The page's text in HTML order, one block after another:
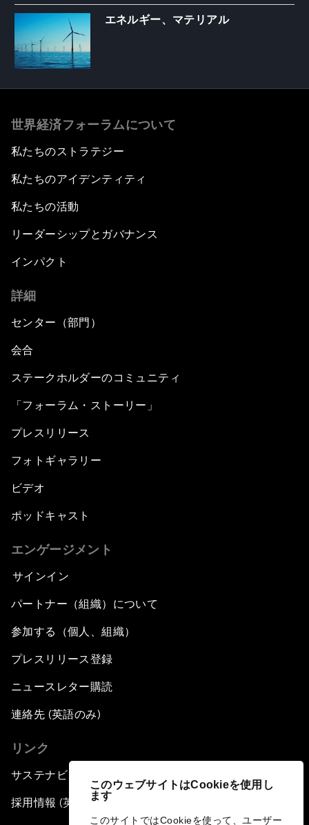
このウェブサイトはCookieを使用し
ます
このサイトではCookieを使って、ユーザー
エネルギー、マテリアル
世界経済フォーラムについて
私たちのストラテジー
私たちのアイデンティティ
私たちの活動
リーダーシップとガバナンス
インパクト
詳細
センター（部門）
会合
ステークホルダーのコミュニティ
「フォーラム・ストーリー」
プレスリリース
フォトギャラリー
ビデオ
ポッドキャスト
エンゲージメント
サインイン
パートナー（組織）について
参加する（個人、組織）
プレスリリース登録
ニュースレター購読
連絡先 (英語のみ)
リンク
サステナビリティへの取り組み
採用情報 (英語のみ)